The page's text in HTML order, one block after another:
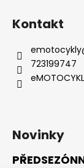
Kontakt
emotocykly
723199747
Novinky